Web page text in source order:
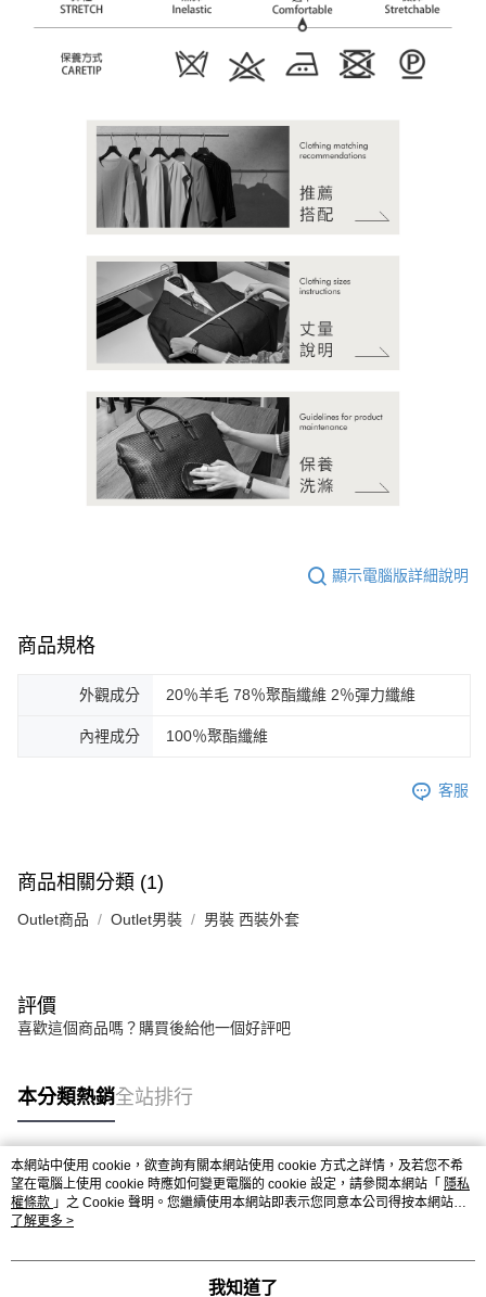
顯示電腦版詳細說明
商品規格
外觀成分 20％羊毛 78％聚酯纖維 2％彈力纖維
內裡成分 100％聚酯纖維
客服
商品相關分類 (1)
Outlet商品 Outlet男裝 男裝 西裝外套
評價
喜歡這個商品嗎？購買後給他一個好評吧
本分類熱銷全站排行
熱門標籤
本網站中使用 cookie，欲查詢有關本網站使用 cookie 方式之詳情，及若您不希
望在電腦上使用 cookie 時應如何變更電腦的 cookie 設定，請參閱本網站「 隱私
權條款 」之 Cookie 聲明。您繼續使用本網站即表示您同意本公司得按本網站使
用條款之 Cookie 聲明使用 cookie。
了解更多 >
我知道了